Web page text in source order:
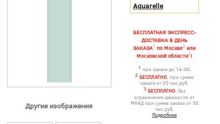
Другие изображения
Aquarelle
БЕСПЛАТНАЯ ЭКСПРЕСС-
ДОСТАВКА В ДЕНЬ
ЗАКАЗА1 по Москве2 или
Московской области3!
1 при заказе до 14-00.
2 БЕСПЛАТНО, при сумме
заказа от 20 тыс.руб.
3 БЕСПЛАТНО, без
ограничения дальности от
МКАД при сумме заказа от 30
тыс.руб.
Подробнее